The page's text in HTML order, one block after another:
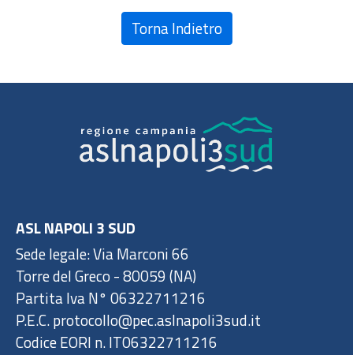
Torna Indietro
ASL NAPOLI 3 SUD
Sede legale: Via Marconi 66
Torre del Greco - 80059 (NA)
Partita Iva N° 06322711216
P.E.C. protocollo@pec.aslnapoli3sud.it
Codice EORI n. IT06322711216